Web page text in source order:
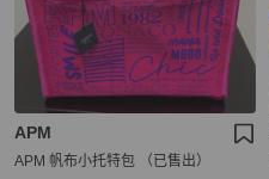
APM
APM 帆布小托特包 （已售出）